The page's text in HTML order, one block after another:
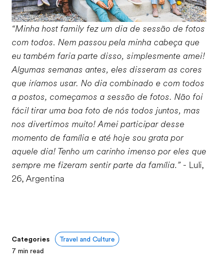
“Minha host family fez um dia de sessão de fotos
com todos. Nem passou pela minha cabeça que
eu também faria parte disso, simplesmente amei!
Algumas semanas antes, eles disseram as cores
que iríamos usar. No dia combinado e com todos
a postos, começamos a sessão de fotos. Não foi
fácil tirar uma boa foto de nós todos juntos, mas
nos divertimos muito! Amei participar desse
momento de família e até hoje sou grata por
aquele dia! Tenho um carinho imenso por eles que
sempre me fizeram sentir parte da família.”- Luli,
26, Argentina
Categories
Travel and Culture
7 min read